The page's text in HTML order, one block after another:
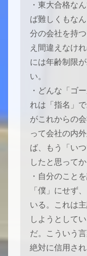
・東大合格な
ば難しくもな
分の会社を持
え間違えなけ
には年齢制限
い。
・どんな「ゴ
れは「指名」
がこれからの
って会社の内
ば、もう「い
したと思ってか
・自分のこと
「僕」にせず
いる。これは
しようとして
だ。こういう
絶対に信用さ